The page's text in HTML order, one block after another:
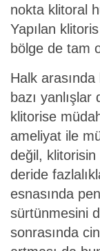
nokta klitoral
Yapılan
bölge de tam
Halk
bazı
klitorise
ameliyat ile
değil,
deride
esnasında
sürtünmesini
sonrasında